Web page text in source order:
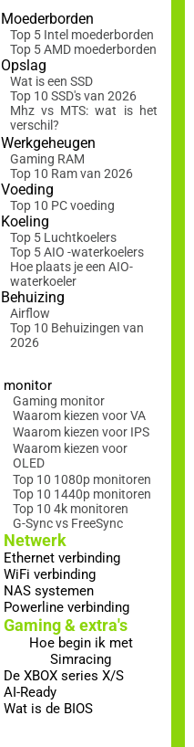
Moederborden
Top 5 Intel moederborden
Top 5 AMD moederborden
Opslag
Wat is een SSD
Top 10 SSD's van 2026
Mhz vs MTS: wat is het
verschil?
Werkgeheugen
Gaming RAM
Top 10 Ram van 2026
Voeding
Top 10 PC voeding
Koeling
Top 5 Luchtkoelers
Top 5 AIO -waterkoelers
Hoe plaats je een AIO-
waterkoeler
Behuizing
Airflow
Top 10 Behuizingen van
2026
monitor
Gaming monitor
Waarom kiezen voor VA
Waarom kiezen voor IPS
Waarom kiezen voor
OLED
Top 10 1080p monitoren
Top 10 1440p monitoren
Top 10 4k monitoren
G-Sync vs FreeSync
Netwerk
Ethernet verbinding
WiFi verbinding
NAS systemen
Powerline verbinding
Gaming & extra's
Hoe begin ik met
Simracing
De XBOX series X/S
AI-Ready
Wat is de BIOS